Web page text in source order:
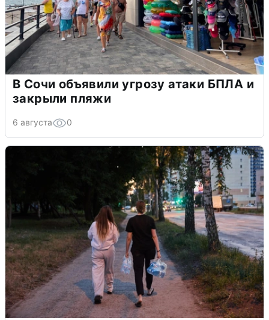
В Сочи объявили угрозу атаки БПЛА и
закрыли пляжи
6 августа 0